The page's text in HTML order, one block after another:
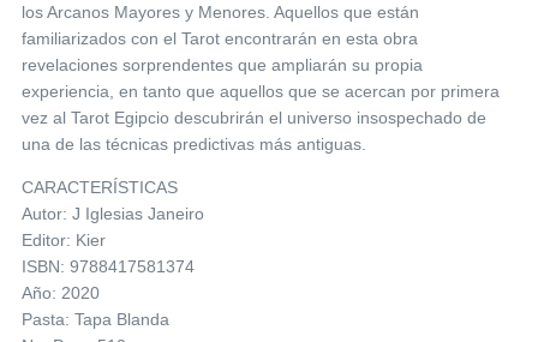
los Arcanos Mayores y Menores. Aquellos que están
familiarizados con el Tarot encontrarán en esta obra
revelaciones sorprendentes que ampliarán su propia
experiencia, en tanto que aquellos que se acercan por primera
vez al Tarot Egipcio descubrirán el universo insospechado de
una de las técnicas predictivas más antiguas.
CARACTERÍSTICAS
Autor: J Iglesias Janeiro
Editor: Kier
ISBN: 9788417581374
Año: 2020
Pasta: Tapa Blanda